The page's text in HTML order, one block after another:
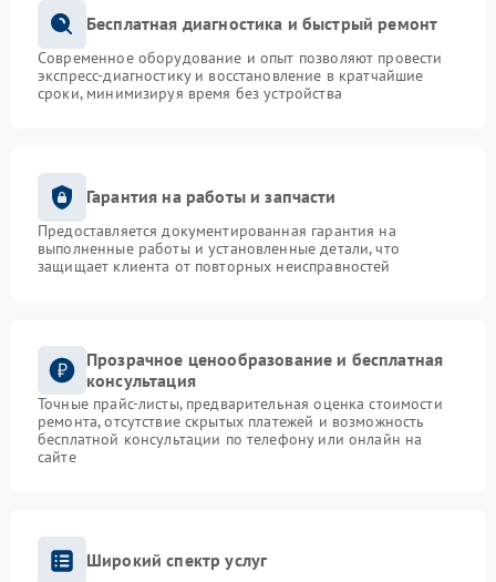
Бесплатная диагностика и быстрый ремонт
Современное оборудование и опыт позволяют провести
экспресс-диагностику и восстановление в кратчайшие
сроки, минимизируя время без устройства
Гарантия на работы и запчасти
Предоставляется документированная гарантия на
выполненные работы и установленные детали, что
защищает клиента от повторных неисправностей
Прозрачное ценообразование и бесплатная
консультация
Точные прайс-листы, предварительная оценка стоимости
ремонта, отсутствие скрытых платежей и возможность
бесплатной консультации по телефону или онлайн на
сайте
Широкий спектр услуг